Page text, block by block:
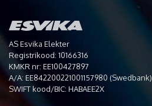
AS Esvika Elekter
Registrikood: 10166316
KMKR nr: EE100427897
A/A: EE842200221001157980 (Swedbank)
SWIFT kood/BIC: HABAEE2X